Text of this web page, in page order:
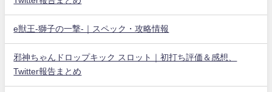
e獣王-獅子の一撃-｜スペック・攻略情報
邪神ちゃんドロップキック スロット｜初打ち評価＆感想、
Twitter報告まとめ